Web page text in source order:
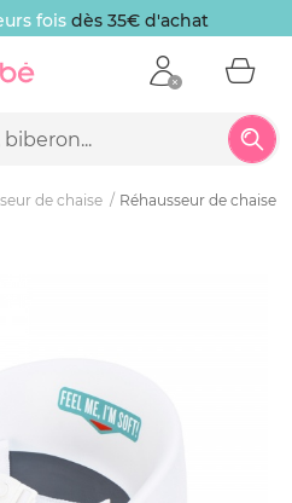
fois dès 35€ d'achat
de chaise Réhausseur de chaise